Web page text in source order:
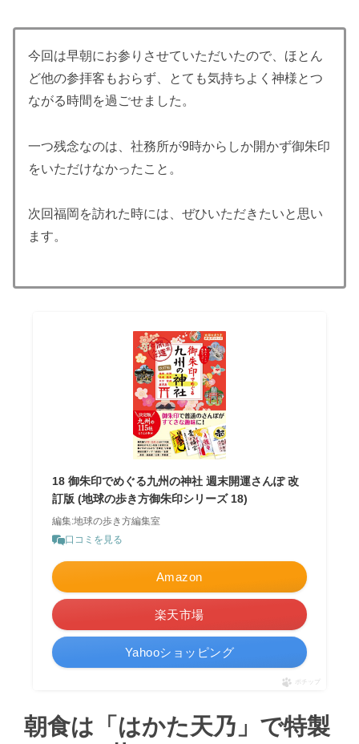
今回は早朝にお参りさせていただいたので、ほとん
ど他の参拝客もおらず、とても気持ちよく神様とつ
ながる時間を過ごせました。
一つ残念なのは、社務所が9時からしか開かず御朱印
をいただけなかったこと。
次回福岡を訪れた時には、ぜひいただきたいと思い
ます。
18 御朱印でめぐる九州の神社 週末開運さんぽ 改
訂版 (地球の歩き方御朱印シリーズ 18)
編集:地球の歩き方編集室
口コミを見る
Amazon
楽天市場
Yahooショッピング
ポチップ
朝食は「はかた天乃」で特製